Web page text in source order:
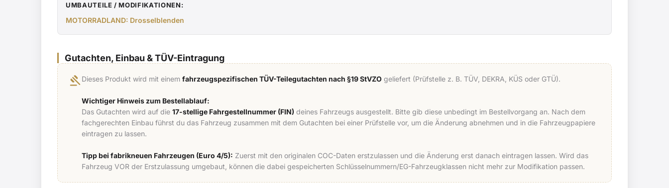
UMBAUTEILE / MODIFIKATIONEN:
MOTORRADLAND: Drosselblenden
Gutachten, Einbau & TÜV-Eintragung
gavel Dieses Produkt wird mit einem fahrzeugspezifischen TÜV-Teilegutachten nach §19 StVZO geliefert (Prüfstelle z. B. TÜV, DEKRA, KÜS oder GTÜ).
Wichtiger Hinweis zum Bestellablauf:
Das Gutachten wird auf die 17-stellige Fahrgestellnummer (FIN) deines Fahrzeugs ausgestellt. Bitte gib diese unbedingt im Bestellvorgang an. Nach dem
fachgerechten Einbau führst du das Fahrzeug zusammen mit dem Gutachten bei einer Prüfstelle vor, um die Änderung abnehmen und in die Fahrzeugpapiere
eintragen zu lassen.
Tipp bei fabrikneuen Fahrzeugen (Euro 4/5): Zuerst mit den originalen COC-Daten erstzulassen und die Änderung erst danach eintragen lassen. Wird das
Fahrzeug VOR der Erstzulassung umgebaut, können die dabei gespeicherten Schlüsselnummern/EG-Fahrzeugklassen nicht mehr zur Modifikation passen.